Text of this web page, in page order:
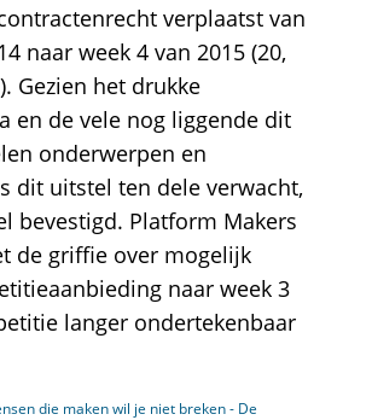
verplaatst van
naar week 4 van 2015 (20,
Gezien het drukke
en de vele nog liggende dit
onderwerpen en
dit uitstel ten dele verwacht,
bevestigd. Platform Makers
de griffie over mogelijk
naar week 3
langer ondertekenbaar
die maken wil je niet breken - De